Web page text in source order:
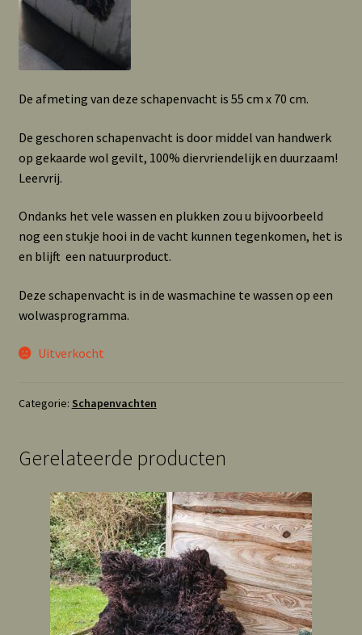
De afmeting van deze schapenvacht is 55 cm x 70 cm.
De geschoren schapenvacht is door middel van handwerk
op gekaarde wol gevilt, 100% diervriendelijk en duurzaam!
Leervrij.
Ondanks het vele wassen en plukken zou u bijvoorbeeld
nog een stukje hooi in de vacht kunnen tegenkomen, het is
en blijft een natuurproduct.
Deze schapenvacht is in de wasmachine te wassen op een
wolwasprogramma.
Uitverkocht
Categorie: Schapenvachten
Gerelateerde producten